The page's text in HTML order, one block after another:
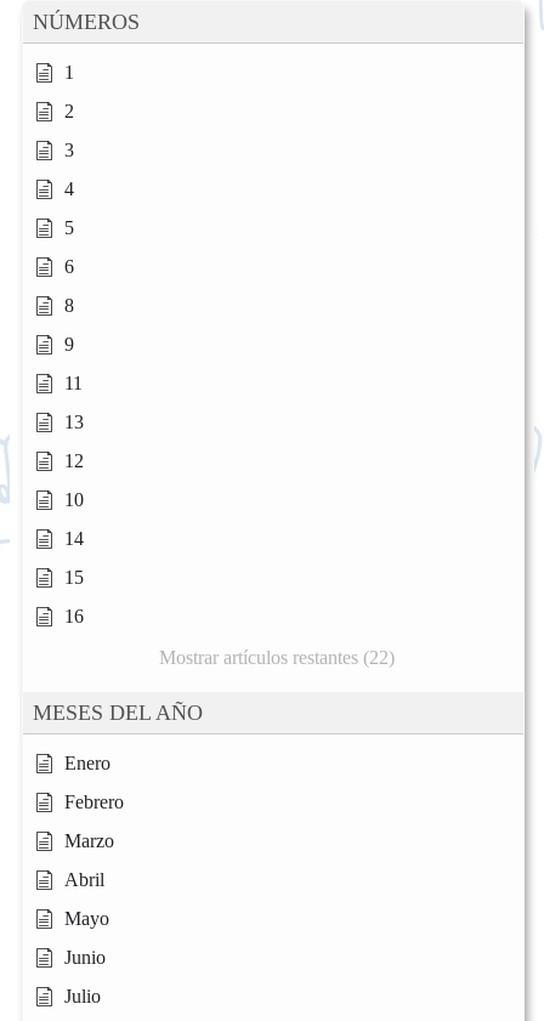
NÚMEROS
1
2
3
4
5
6
8
9
11
13
12
10
14
15
16
Mostrar artículos restantes (22)
MESES DEL AÑO
Enero
Febrero
Marzo
Abril
Mayo
Junio
Julio